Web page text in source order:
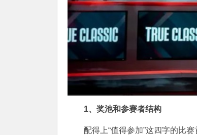
1、奖池和参赛者结构
配得上“值得参加”这四字的比